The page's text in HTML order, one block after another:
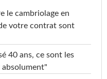
le cambriolage en
votre contrat sont
40 ans, ce sont les
absolument"